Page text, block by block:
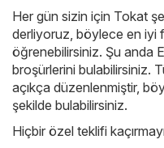
Her gün sizin için Tokat
derliyoruz, böylece en iyi
öğrenebilirsiniz. Şu anda
broşürlerini bulabilirsiniz.
açıkça düzenlenmiştir,
şekilde bulabilirsiniz.
Hiçbir özel teklifi